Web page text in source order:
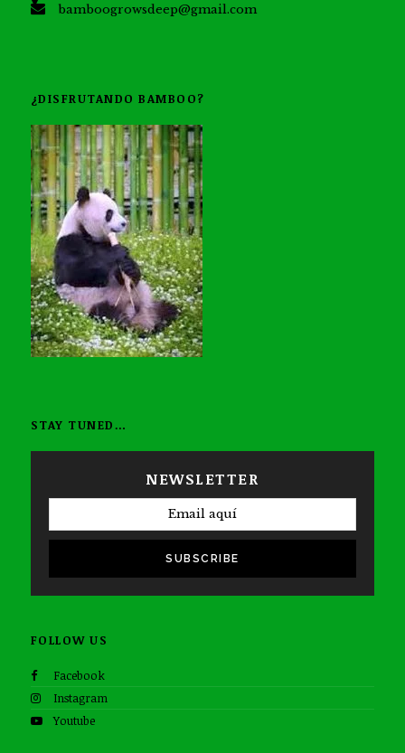
bamboogrowsdeep@gmail.com
¿DISFRUTANDO BAMBOO?
STAY TUNED…
NEWSLETTER
SUBSCRIBE
FOLLOW US
Facebook
Instagram
Youtube